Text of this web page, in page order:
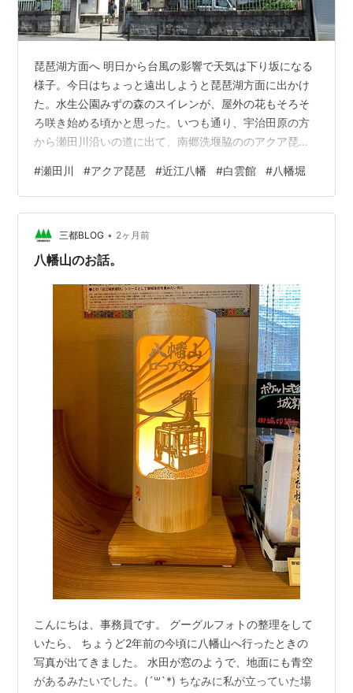
琵琶湖方面へ 明日から台風の影響で天気は下り坂になる
様子。今日はちょっと遠出しようと琵琶湖方面に出かけ
た。水生公園みずの森のスイレンが、屋外の花もそろそ
ろ咲き始める頃かと思った。いつも通り、宇治田原の方
から瀬田川沿いの道に出て、南郷洗堰脇ののアクア琵琶
気温が上がっていたので、アクア琵琶に入ってちょっと
休憩。冷房が入っていた。下の写真はマスコットキャラ
クターのアクアとビワズ。 アクアとビワズ 瀬田川沿いの
遊歩道を３０分ほど歩く。この川沿いの景観はすばらし
い。気温は高めだったが、川風が心地よかった。 川沿い
#瀬田川 #アクア琵琶 #近江八幡 #白雲館 #八幡堀
三都BLOG • 2ヶ月前
八幡山のお話。
こんにちは、事務員です。 グーグルフォトの整理をして
いたら、 ちょうど2年前の今頃に八幡山へ行ったときの
写真が出てきました。 水田が窓のようで、地面にも青空
があるみたいでした。(´꒳`*) ちなみに私が立っていた場